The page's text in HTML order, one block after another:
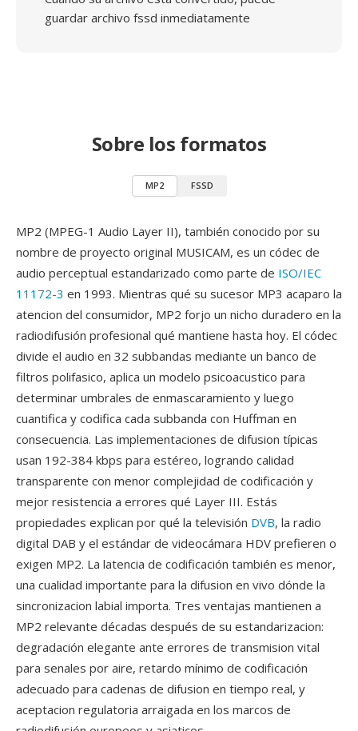
guardar archivo fssd inmediatamente
Sobre los formatos
MP2 FSSD
MP2 (MPEG-1 Audio Layer II), también conocido por su
nombre de proyecto original MUSICAM, es un códec de
audio perceptual estandarizado como parte de ISO/IEC
11172-3 en 1993. Mientras qué su sucesor MP3 acaparo la
atencion del consumidor, MP2 forjo un nicho duradero en la
radiodifusión profesional qué mantiene hasta hoy. El códec
divide el audio en 32 subbandas mediante un banco de
filtros polifasico, aplica un modelo psicoacustico para
determinar umbrales de enmascaramiento y luego
cuantifica y codifica cada subbanda con Huffman en
consecuencia. Las implementaciones de difusion típicas
usan 192-384 kbps para estéreo, logrando calidad
transparente con menor complejidad de codificación y
mejor resistencia a errores qué Layer III. Estás
propiedades explican por qué la televisión DVB, la radio
digital DAB y el estándar de videocámara HDV prefieren o
exigen MP2. La latencia de codificación también es menor,
una cualidad importante para la difusion en vivo dónde la
sincronizacion labial importa. Tres ventajas mantienen a
MP2 relevante décadas después de su estandarizacion:
degradación elegante ante errores de transmision vital
para senales por aire, retardo mínimo de codificación
adecuado para cadenas de difusion en tiempo real, y
aceptacion regulatoria arraigada en los marcos de